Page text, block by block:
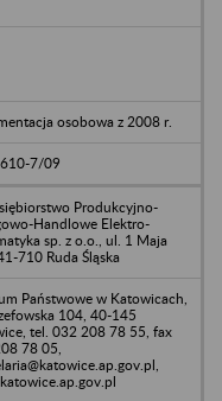
osobowa z 2008 r.
610-7/09
Produkcyjno-
Handlowe Elektro-
sp. z o.o., ul. 1 Maja
710 Ruda Śląska
Państwowe w Katowicach,
104, 40-145
tel. 032 208 78 55, fax
78 05,